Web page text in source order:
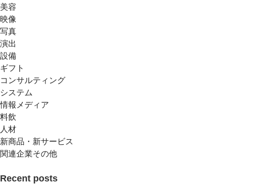
美容
映像
写真
演出
設備
ギフト
コンサルティング
システム
情報メディア
料飲
人材
新商品・新サービス
関連企業その他
Recent posts